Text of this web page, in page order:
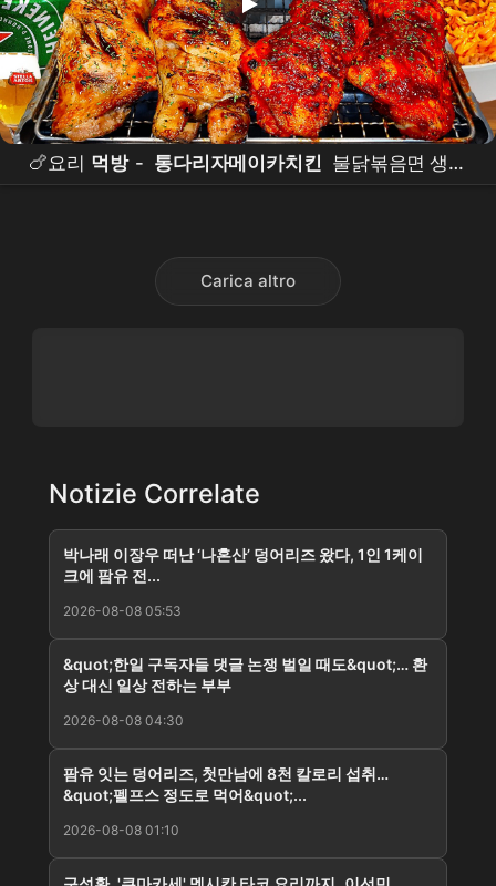
🍗요리 먹방 - 통다리자메이카치킨 불닭볶음면 생맥
주🍺직접구운 불향가득 통다리 치킨 에 볶음밥까지 먹
Carica altro
Notizie Correlate
박나래 이장우 떠난 ‘나혼산’ 덩어리즈 왔다, 1인 1케이
크에 팜유 전...
2026-08-08 05:53
&quot;한일 구독자들 댓글 논쟁 벌일 때도&quot;… 환
상 대신 일상 전하는 부부
2026-08-08 04:30
팜유 잇는 덩어리즈, 첫만남에 8천 칼로리 섭취…
&quot;펠프스 정도로 먹어&quot;...
2026-08-08 01:10